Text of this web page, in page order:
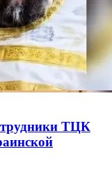
ТЦК